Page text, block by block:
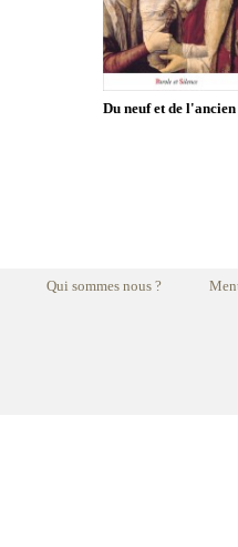
Du neuf et de l'ancien
Qui sommes nous ?